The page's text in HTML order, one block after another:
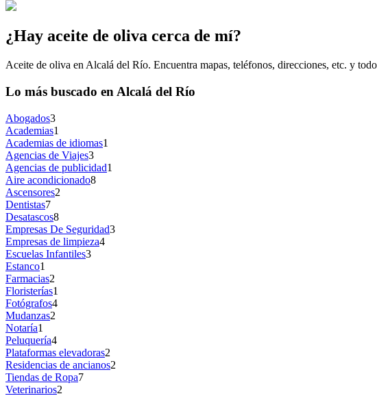
¿Hay aceite de oliva cerca de mí?
Aceite de oliva en Alcalá del Río. Encuentra mapas, teléfonos, direcciones, etc. y
Lo más buscado en Alcalá del Río
Abogados3
Academias1
Academias de idiomas1
Agencias de Viajes3
Agencias de publicidad1
Aire acondicionado8
Ascensores2
Dentistas7
Desatascos8
Empresas De Seguridad3
Empresas de limpieza4
Escuelas Infantiles3
Estanco1
Farmacias2
Floristerías1
Fotógrafos4
Mudanzas2
Notaría1
Peluquería4
Plataformas elevadoras2
Residencias de ancianos2
Tiendas de Ropa7
Veterinarios2